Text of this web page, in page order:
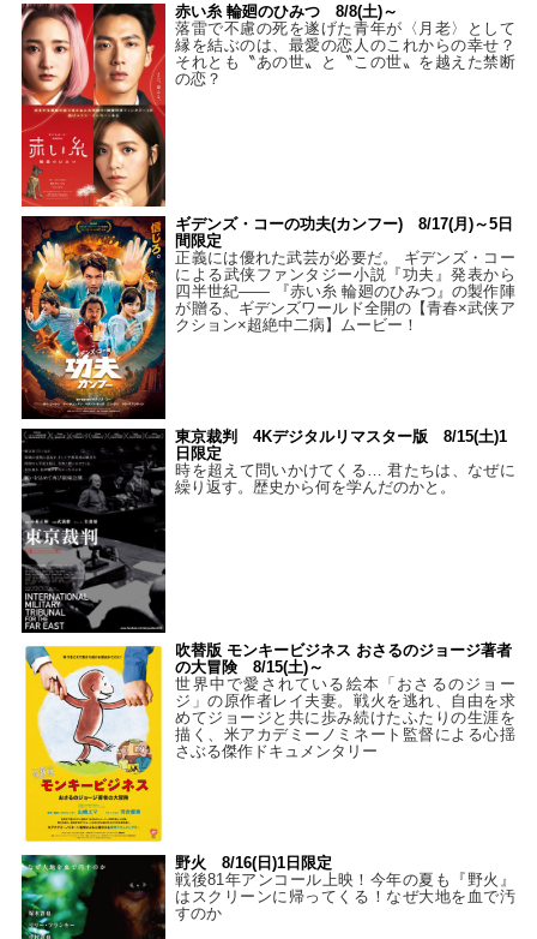
赤い糸 輪廻のひみつ 8/8(土)～
落雷で不慮の死を遂げた青年が〈月老〉として
縁を結ぶのは、最愛の恋人のこれからの幸せ？
それとも〝あの世〟と〝この世〟を越えた禁断
の恋？
ギデンズ・コーの功夫(カンフー) 8/17(月)～5日
間限定
正義には優れた武芸が必要だ。 ギデンズ・コー
による武侠ファンタジー小説『功夫』発表から
四半世紀―― 『赤い糸 輪廻のひみつ』の製作陣
が贈る、ギデンズワールド全開の【青春×武侠ア
クション×超絶中二病】ムービー！
東京裁判 4Kデジタルリマスター版 8/15(土)1
日限定
時を超えて問いかけてくる… 君たちは、なぜに
繰り返す。歴史から何を学んだのかと。
吹替版 モンキービジネス おさるのジョージ著者
の大冒険 8/15(土)～
世界中で愛されている絵本「おさるのジョー
ジ」の原作者レイ夫妻。戦火を逃れ、自由を求
めてジョージと共に歩み続けたふたりの生涯を
描く、米アカデミーノミネート監督による心揺
さぶる傑作ドキュメンタリー
野火 8/16(日)1日限定
戦後81年アンコール上映！今年の夏も『野火』
はスクリーンに帰ってくる！なぜ大地を血で汚
すのか